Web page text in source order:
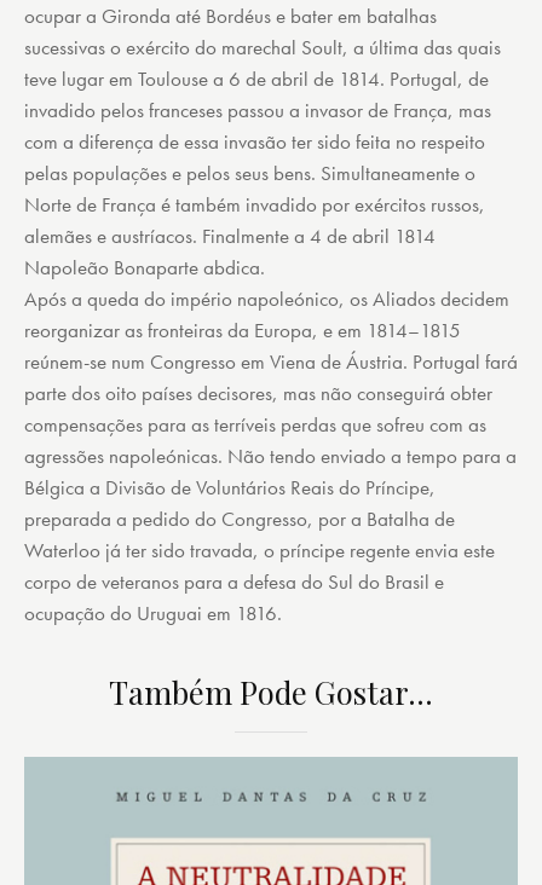
ocupar a Gironda até Bordéus e bater em batalhas
sucessivas o exército do marechal Soult, a última das quais
teve lugar em Toulouse a 6 de abril de 1814. Portugal, de
invadido pelos franceses passou a invasor de França, mas
com a diferença de essa invasão ter sido feita no respeito
pelas populações e pelos seus bens. Simultaneamente o
Norte de França é também invadido por exércitos russos,
alemães e austríacos. Finalmente a 4 de abril 1814
Napoleão Bonaparte abdica.
Após a queda do império napoleónico, os Aliados decidem
reorganizar as fronteiras da Europa, e em 1814–1815
reúnem-se num Congresso em Viena de Áustria. Portugal fará
parte dos oito países decisores, mas não conseguirá obter
compensações para as terríveis perdas que sofreu com as
agressões napoleónicas. Não tendo enviado a tempo para a
Bélgica a Divisão de Voluntários Reais do Príncipe,
preparada a pedido do Congresso, por a Batalha de
Waterloo já ter sido travada, o príncipe regente envia este
corpo de veteranos para a defesa do Sul do Brasil e
ocupação do Uruguai em 1816.
Também Pode Gostar…